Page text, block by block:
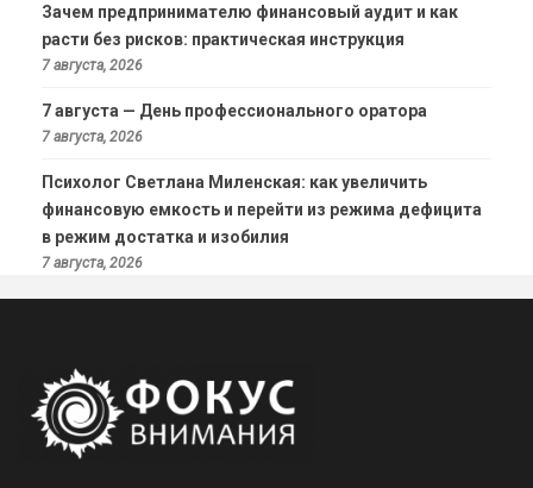
Зачем предпринимателю финансовый аудит и как
расти без рисков: практическая инструкция
7 августа, 2026
7 августа — День профессионального оратора
7 августа, 2026
Психолог Светлана Миленская: как увеличить
финансовую емкость и перейти из режима дефицита
в режим достатка и изобилия
7 августа, 2026